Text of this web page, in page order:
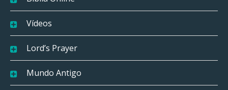
Vídeos
Lord’s Prayer
Mundo Antigo